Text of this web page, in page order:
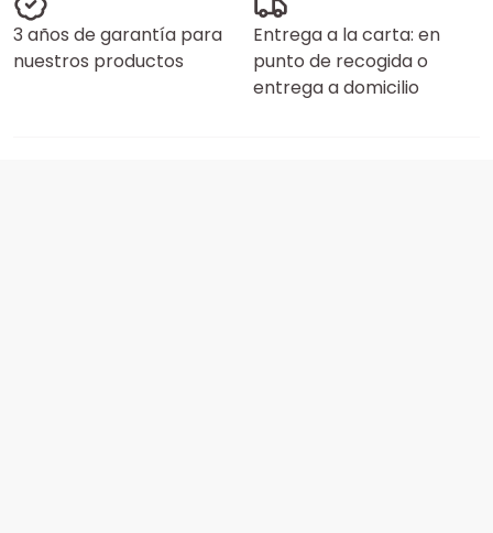
3 años de garantía para
nuestros productos
Entrega a la carta: en
punto de recogida o
entrega a domicilio